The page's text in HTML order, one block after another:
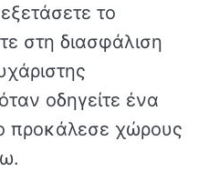
το
στη διασφάλιση
οδηγείτε ένα
προκάλεσε χώρους